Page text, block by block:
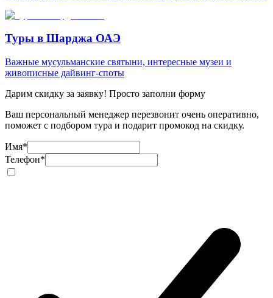
Туры в Шарджа ОАЭ
Важные мусульманские святыни, интересные музеи и
живописные дайвинг-споты
Дарим скидку за заявку! Просто заполни форму
Ваш персональный менеджер перезвонит очень оперативно,
поможет с подбором тура и подарит промокод на скидку.
Имя*
Телефон*